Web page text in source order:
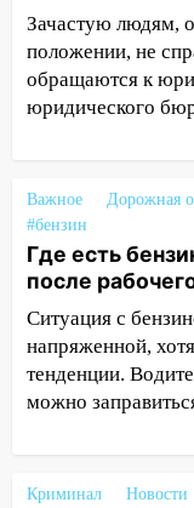
10:00 В
51-летний
09:50 В
застрял в
юному
08:21 В
велосипеда
07:18 В
погода в
за плесень на
Зачастую людям,
положении, не
обращаются к
юридического
Важное Дорожная
#бензин
Где есть
после
Ситуация с
напряженной,
тенденции.
можно
Криминал Новости